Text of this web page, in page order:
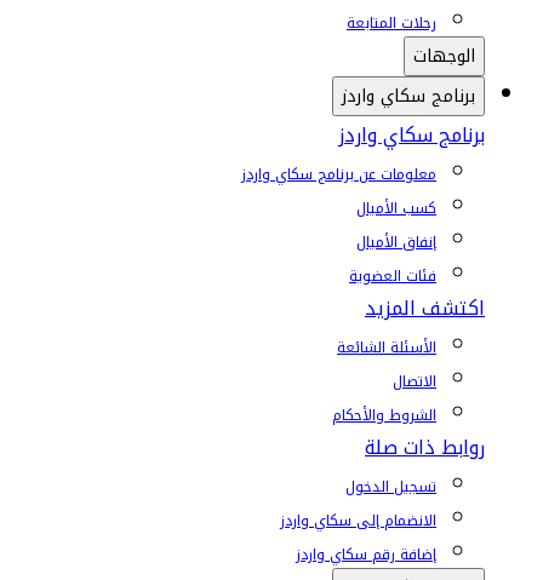
رحلات المتابعة
الوجهات
برنامج سكاي واردز
برنامج سكاي واردز
معلومات عن برنامج سكاي واردز
كسب الأميال
إنفاق الأميال
فئات العضوية
اكتشف المزيد
الأسئلة الشائعة
الاتصال
الشروط والأحكام
روابط ذات صلة
تسجيل الدخول
الانضمام إلى سكاي واردز
إضافة رقم سكاي واردز